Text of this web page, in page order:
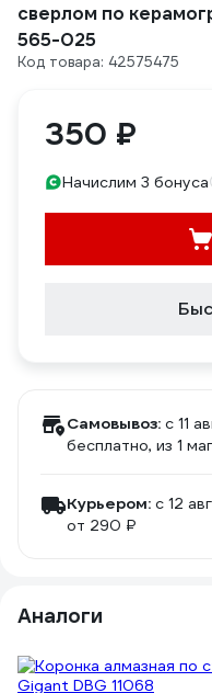
сверлом по
565-025
Код товара: 42575475
350 ₽
Начислим 3 бонуса
Самовывоз: c 11
бесплатно, из 1
Курьером: c 12
от 290 ₽
Аналоги